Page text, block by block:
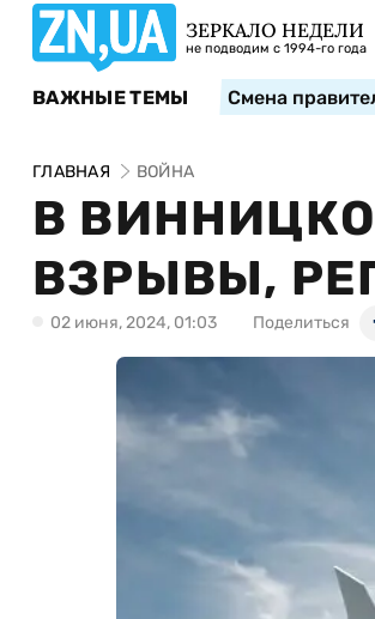
ЗЕРКАЛО НЕДЕЛИ
не подводим с 1994-го года
ВАЖНЫЕ ТЕМЫ Смена
ГЛАВНАЯ ВОЙНА
В
ВЗРЫВЫ,
02 июня, 2024, 01:03 Поделиться